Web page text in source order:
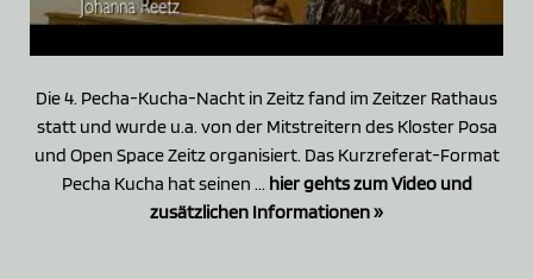
Die 4. Pecha-Kucha-Nacht in Zeitz fand im Zeitzer Rathaus
statt und wurde u.a. von der Mitstreitern des Kloster Posa
und Open Space Zeitz organisiert. Das Kurzreferat-Format
Pecha Kucha hat seinen ... hier gehts zum Video und
zusätzlichen Informationen »